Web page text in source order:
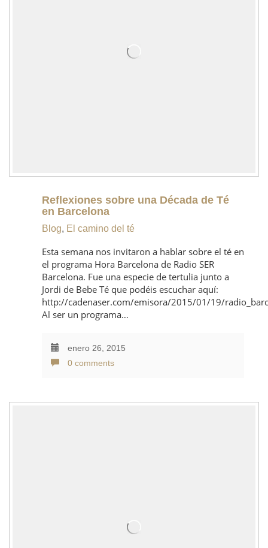
Reflexiones sobre una Década de Té
en Barcelona
Blog, El camino del té
Esta semana nos invitaron a hablar sobre el té en
el programa Hora Barcelona de Radio SER
Barcelona. Fue una especie de tertulia junto a
Jordi de Bebe Té que podéis escuchar aquí:
http://cadenaser.com/emisora/2015/01/19/
Al ser un programa…
enero 26, 2015
0 comments